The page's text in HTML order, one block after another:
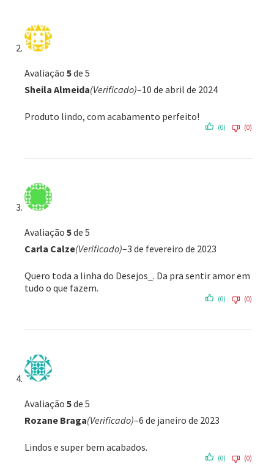
Avaliação 5de 5
Sheila Almeida(Verificado)–10 de abril de 2024
Produto lindo, com acabamento perfeito!
(0) (0)
Avaliação 5de 5
Carla Calze(Verificado)–3 de fevereiro de 2023
Quero toda a linha do Desejos_. Da pra sentir amor em
tudo o que fazem.
(0) (0)
Avaliação 5de 5
Rozane Braga(Verificado)–6 de janeiro de 2023
Lindos e super bem acabados.
(0) (0)